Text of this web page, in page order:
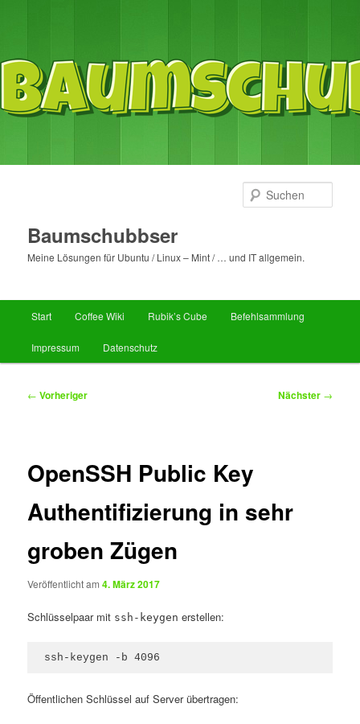
Baumschubbser
Meine Lösungen für Ubuntu / Linux – Mint / … und IT allgemein.
Zum
primären
Start Coffee Wiki Rubik’s Cube Befehlsammlung
Impressum Datenschutz
Beitragsnavigation
← Vorheriger Nächster →
OpenSSH Public Key
Authentifizierung in sehr
groben Zügen
Veröffentlicht am4. März 2017
Schlüsselpaar mit ssh-keygen erstellen:
ssh-keygen -b 4096
Öffentlichen Schlüssel auf Server übertragen: